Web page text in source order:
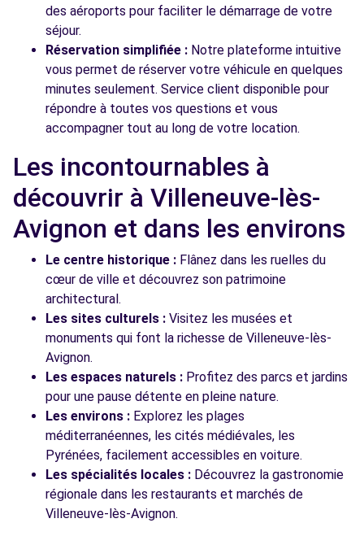
des aéroports pour faciliter le démarrage de votre
séjour.
Réservation simplifiée : Notre plateforme intuitive
vous permet de réserver votre véhicule en quelques
minutes seulement. Service client disponible pour
répondre à toutes vos questions et vous
accompagner tout au long de votre location.
Les incontournables à
découvrir à Villeneuve-lès-
Avignon et dans les environs
Le centre historique : Flânez dans les ruelles du
cœur de ville et découvrez son patrimoine
architectural.
Les sites culturels : Visitez les musées et
monuments qui font la richesse de Villeneuve-lès-
Avignon.
Les espaces naturels : Profitez des parcs et jardins
pour une pause détente en pleine nature.
Les environs : Explorez les plages
méditerranéennes, les cités médiévales, les
Pyrénées, facilement accessibles en voiture.
Les spécialités locales : Découvrez la gastronomie
régionale dans les restaurants et marchés de
Villeneuve-lès-Avignon.